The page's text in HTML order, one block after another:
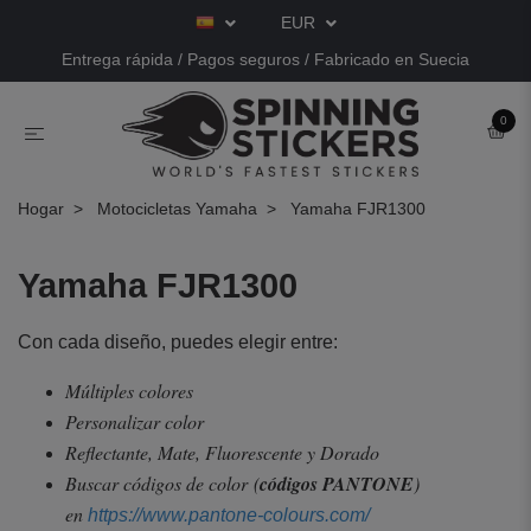
EUR
Entrega rápida / Pagos seguros / Fabricado en Suecia
0
Hogar Motocicletas Yamaha Yamaha FJR1300
Yamaha FJR1300
Con cada diseño, puedes elegir entre:
Múltiples colores
Personalizar color
Reflectante, Mate, Fluorescente y Dorado
Buscar códigos de color(códigos PANTONE)
en https://www.pantone-colours.com/